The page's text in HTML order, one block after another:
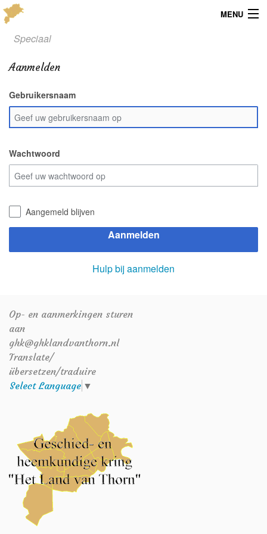
MENU
Menu
Publicaties
Dialect
Locaties
Kaarten
Overig
Verenigingsinfo
Speciaal
Aanmelden
Gebruikersnaam
Wachtwoord
Aangemeld blijven
Aanmelden
Hulp bij aanmelden
Op- en aanmerkingen sturen
aan
ghk@ghklandvanthorn.nl
Translate/
übersetzen/traduire
Select Language ▼